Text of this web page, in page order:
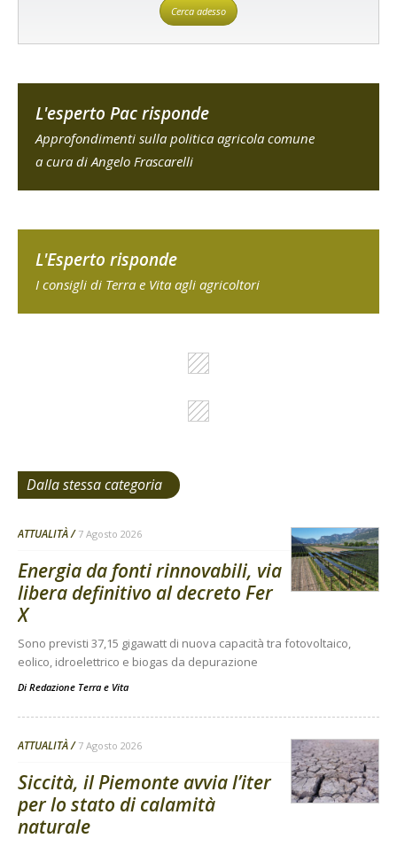
Cerca adesso
L'esperto Pac risponde
Approfondimenti sulla politica agricola comune
a cura di Angelo Frascarelli
L'Esperto risponde
I consigli di Terra e Vita agli agricoltori
Dalla stessa categoria
ATTUALITÀ 7 Agosto 2026
Energia da fonti rinnovabili, via
libera definitivo al decreto Fer
X
Sono previsti 37,15 gigawatt di nuova capacità tra fotovoltaico,
eolico, idroelettrico e biogas da depurazione
Di Redazione Terra e Vita
ATTUALITÀ 7 Agosto 2026
Siccità, il Piemonte avvia l’iter
per lo stato di calamità
naturale